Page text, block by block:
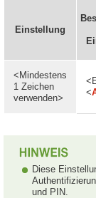
Einstellung
<Mindestens
1 Zeichen
verwenden>
<
Diese
und PIN.